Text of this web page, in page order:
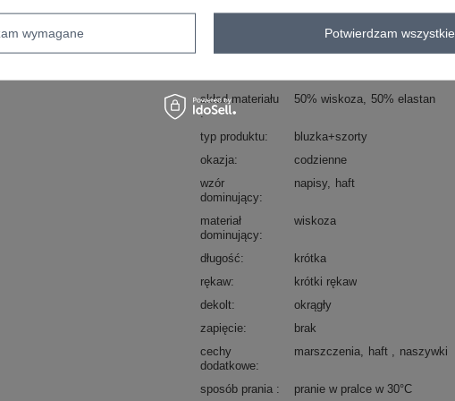
sposób prania : pranie w pralce w 30°C
Kod produktu
RV-KMPL-A1236.30
skład materiału
50% wiskoza 50% elastan
typ produktu
bluzka+szorty
okazja
codzienne
wzór
dominujący
napisy haft
materiał
dominujący
wiskoza
długość
krótka
rękaw
krótki rękaw
dekolt
okrągły
zapięcie
brak
cechy
dodatkowe
marszczenia haft naszywki
sposób prania pranie w pralce w 30°C
wymagane Potwierdzam wszystkie